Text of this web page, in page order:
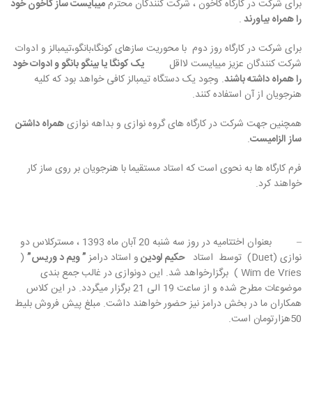
برای شرکت در کارگاه کاخون ، شرکت کنندگان محترممیبایست ساز کاخون خود
را همراه بیاورند.
برای شرکت در کارگاه روز دوم با محوریت سازهای کونگا،بانگو،تیمبالز و ادوات
شرکت کنندگان عزیز میبایست لااقل یک کونگا یا بینگو بانگو و ادوات خود
را همراه داشته باشند. وجود یک دستگاه تیمبالز کافی خواهد بود که کلیه
هنرجویان از آن استفاده کنند.
همچنین جهت شرکت در کارگاه های گروه نوازی و بداهه نوازیهمراه داشتن
سازالزامیست.
فرم کارگاه ها به نحوی است که استاد مستقیما با هنرجویان بر روی ساز کار
خواهند کرد.
– بعنوان اختتامیه در روز سه شنبه 20 آبان ماه 1393 ، مسترکلاس دو
نوازی (Duet) توسط استاد
حکیم لودینو استاد درامز” ویم د وریس” (
Wim de Vries ) برگزارخواهد شد. این دونوازی در غالب جمع بندی
موضوعات مطرح شده و از ساعت 19 الی 21 برگزار میگردد. در این کلاس
همکاران ما در بخش درامز نیز حضور خواهند داشت. مبلغ پیش فروش بلیط
50هزارتومان است.